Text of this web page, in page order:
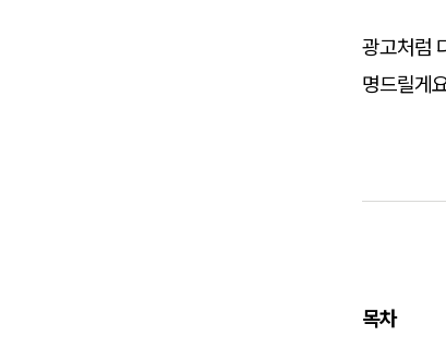
광고처럼
명드릴게
목차